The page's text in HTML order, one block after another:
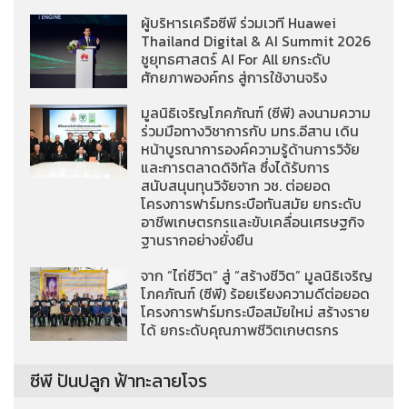
ผู้บริหารเครือซีพี ร่วมเวที Huawei
Thailand Digital & AI Summit 2026
ชูยุทธศาสตร์ AI For All ยกระดับ
ศักยภาพองค์กร สู่การใช้งานจริง
มูลนิธิเจริญโภคภัณฑ์ (ซีพี) ลงนามความ
ร่วมมือทางวิชาการกับ มทร.อีสาน เดิน
หน้าบูรณาการองค์ความรู้ด้านการวิจัย
และการตลาดดิจิทัล ซึ่งได้รับการ
สนับสนุนทุนวิจัยจาก วช. ต่อยอด
โครงการฟาร์มกระบือทันสมัย ยกระดับ
อาชีพเกษตรกรและขับเคลื่อนเศรษฐกิจ
ฐานรากอย่างยั่งยืน
จาก “ไถ่ชีวิต” สู่ “สร้างชีวิต” มูลนิธิเจริญ
โภคภัณฑ์ (ซีพี) ร้อยเรียงความดีต่อยอด
โครงการฟาร์มกระบือสมัยใหม่ สร้างราย
ได้ ยกระดับคุณภาพชีวิตเกษตรกร
ซีพี ปันปลูก ฟ้าทะลายโจร